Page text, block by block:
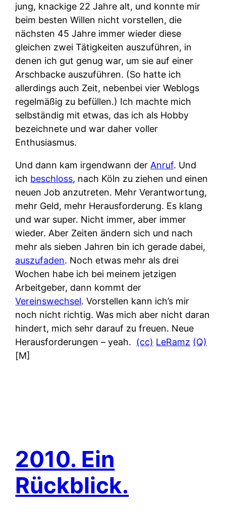
jung, knackige 22 Jahre alt, und konnte mir
beim besten Willen nicht vorstellen, die
nächsten 45 Jahre immer wieder diese
gleichen zwei Tätigkeiten auszuführen, in
denen ich gut genug war, um sie auf einer
Arschbacke auszuführen. (So hatte ich
allerdings auch Zeit, nebenbei vier Weblogs
regelmäßig zu befüllen.) Ich machte mich
selbständig mit etwas, das ich als Hobby
bezeichnete und war daher voller
Enthusiasmus.
Und dann kam irgendwann der Anruf. Und
ich beschloss, nach Köln zu ziehen und einen
neuen Job anzutreten. Mehr Verantwortung,
mehr Geld, mehr Herausforderung. Es klang
und war super. Nicht immer, aber immer
wieder. Aber Zeiten ändern sich und nach
mehr als sieben Jahren bin ich gerade dabei,
auszufaden. Noch etwas mehr als drei
Wochen habe ich bei meinem jetzigen
Arbeitgeber, dann kommt der
Vereinswechsel. Vorstellen kann ich’s mir
noch nicht richtig. Was mich aber nicht daran
hindert, mich sehr darauf zu freuen. Neue
Herausforderungen – yeah.
(cc) LeRamz (Q)
[M]
2010. Ein
Rückblick.